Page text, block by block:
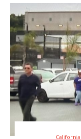
California